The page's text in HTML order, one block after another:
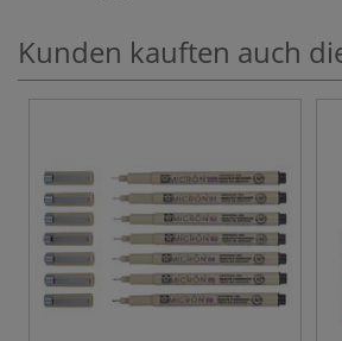
Kunden kauften auch